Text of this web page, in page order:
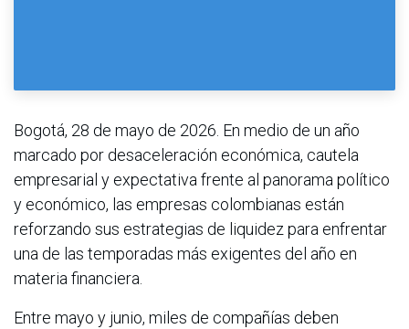
Bogotá, 28 de mayo de 2026. En medio de un año
marcado por desaceleración económica, cautela
empresarial y expectativa frente al panorama político
y económico, las empresas colombianas están
reforzando sus estrategias de liquidez para enfrentar
una de las temporadas más exigentes del año en
materia financiera.
Entre mayo y junio, miles de compañías deben